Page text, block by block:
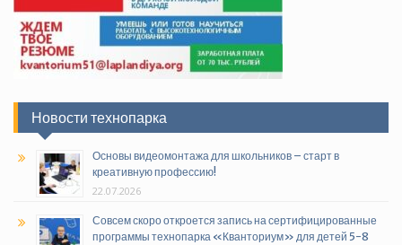
Новости технопарка
Основы видеомонтажа для школьников – старт в
креативную профессию!
22.07.2026
Совсем скоро откроется запись на сертифицированные
программы технопарка «Кванториум» для детей 5-8